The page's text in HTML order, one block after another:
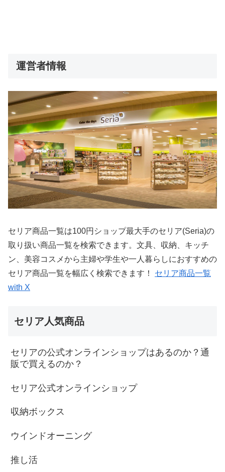
運営者情報
セリア商品一覧は100円ショップ最大手のセリア(Seria)の
取り扱い商品一覧を検索できます。文具、収納、キッチ
ン、美容コスメから主婦や学生や一人暮らしにおすすめの
セリア商品一覧を幅広く検索できます！ セリア商品一覧
with X
セリア人気商品
セリアの公式オンラインショップはあるのか？通
販で買えるのか？
セリア公式オンラインショップ
収納ボックス
ウインドオーニング
推し活